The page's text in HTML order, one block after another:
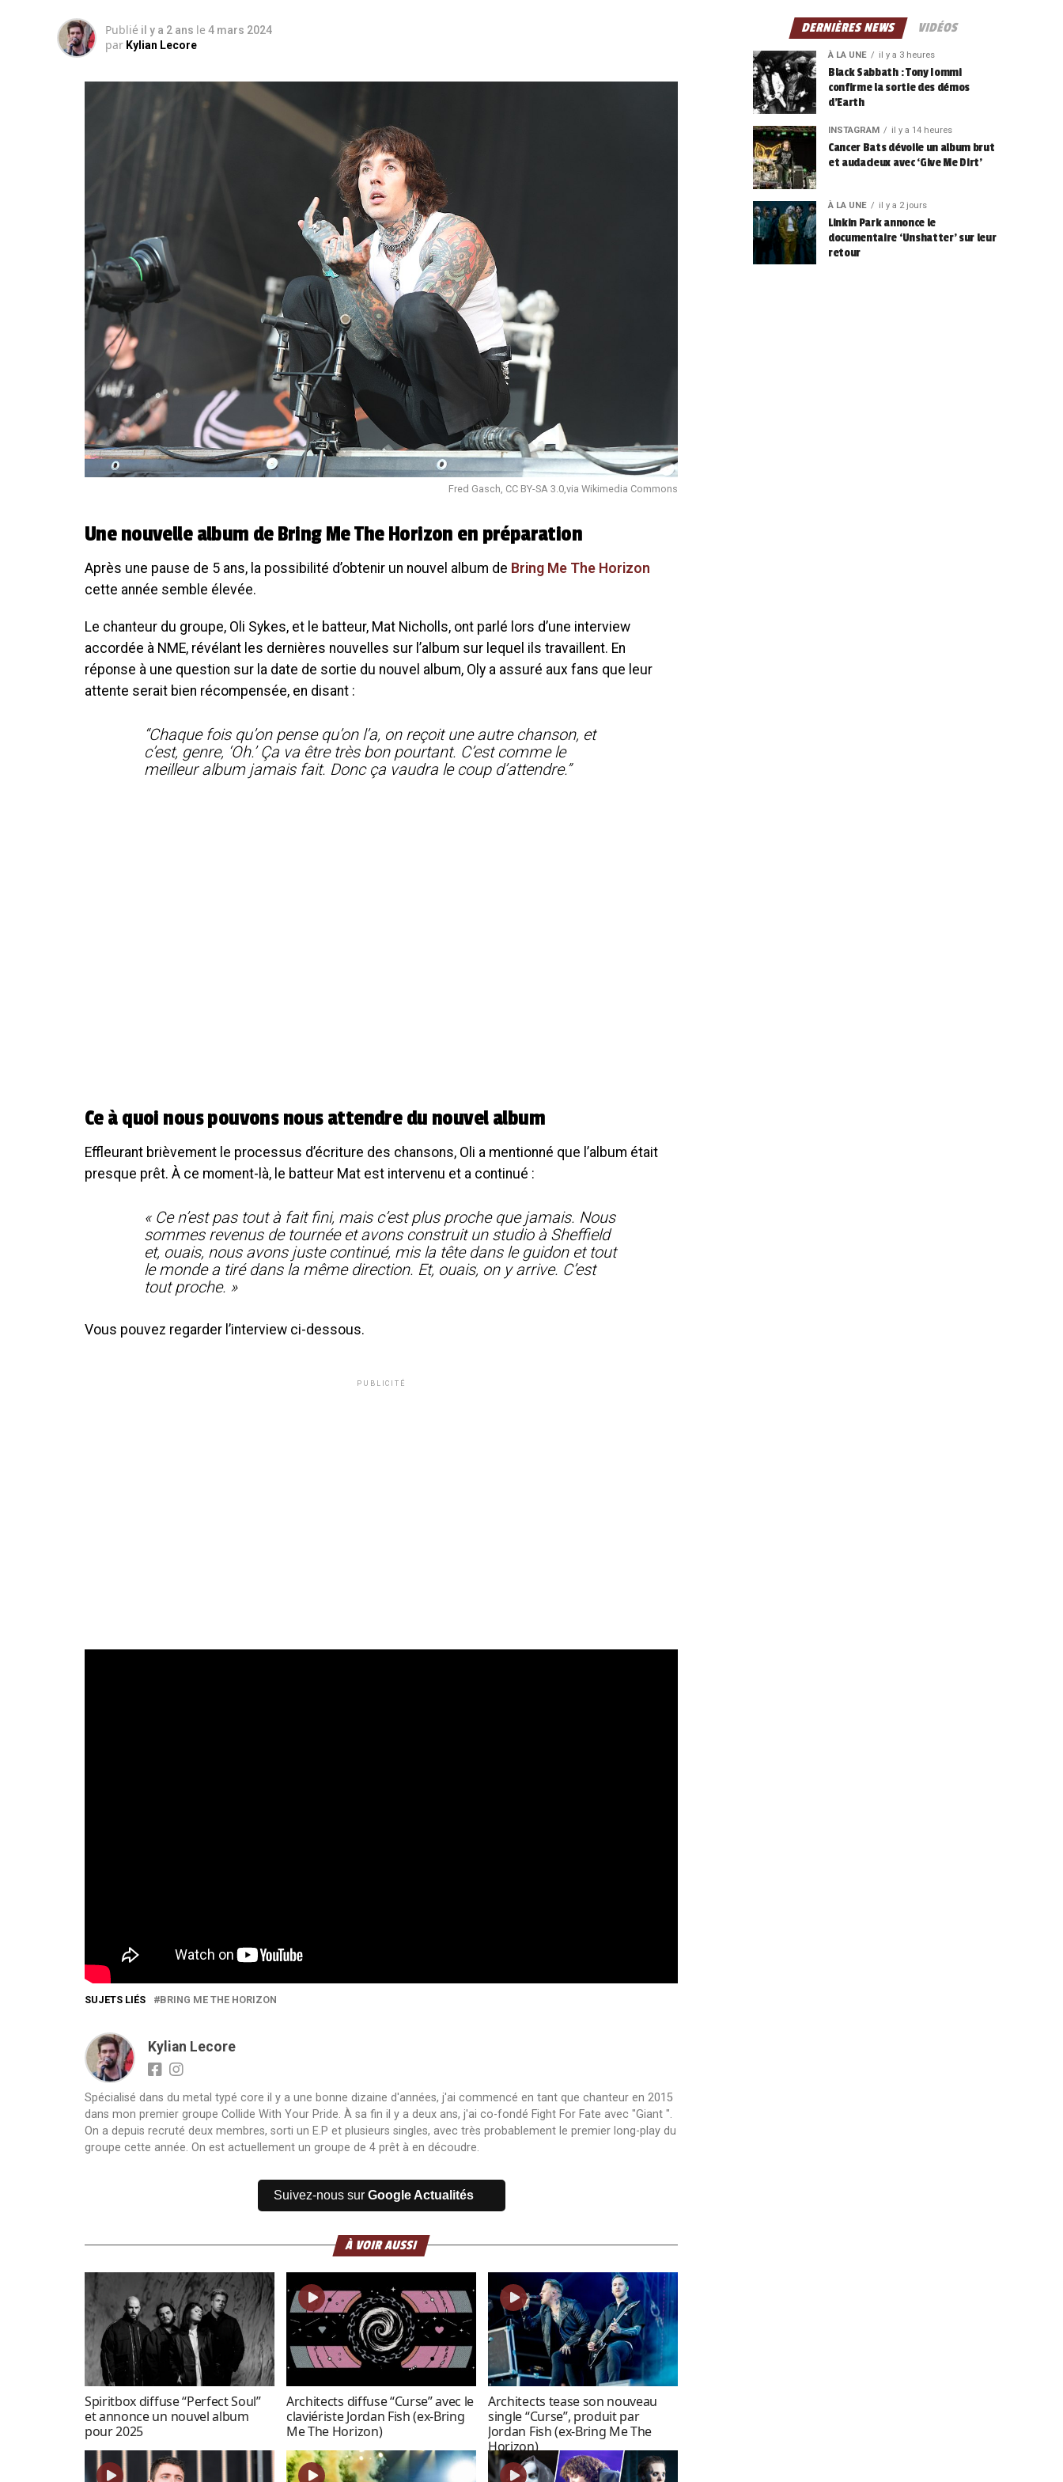
Publié il y a 2 ans le 4 mars 2024
par Kylian Lecore
Fred Gasch, CC BY-SA 3.0,via Wikimedia Commons
Une nouvelle album de Bring Me The Horizon en préparation
Après une pause de 5 ans, la possibilité d’obtenir un nouvel album de Bring Me The Horizon
cette année semble élevée.
Le chanteur du groupe, Oli Sykes, et le batteur, Mat Nicholls, ont parlé lors d’une interview
accordée à NME, révélant les dernières nouvelles sur l’album sur lequel ils travaillent. En
réponse à une question sur la date de sortie du nouvel album, Oly a assuré aux fans que leur
attente serait bien récompensée, en disant :
“Chaque fois qu’on pense qu’on l’a, on reçoit une autre chanson, et
c’est, genre, ‘Oh.’ Ça va être très bon pourtant. C’est comme le
meilleur album jamais fait. Donc ça vaudra le coup d’attendre.”
Ce à quoi nous pouvons nous attendre du nouvel album
Effleurant brièvement le processus d’écriture des chansons, Oli a mentionné que l’album était
presque prêt. À ce moment-là, le batteur Mat est intervenu et a continué :
« Ce n’est pas tout à fait fini, mais c’est plus proche que jamais. Nous
sommes revenus de tournée et avons construit un studio à Sheffield
et, ouais, nous avons juste continué, mis la tête dans le guidon et tout
le monde a tiré dans la même direction. Et, ouais, on y arrive. C’est
tout proche. »
Vous pouvez regarder l’interview ci-dessous.
PUBLICITÉ
SUJETS LIÉS BRING ME THE HORIZON
Kylian Lecore
Spécialisé dans du metal typé core il y a une bonne dizaine d'années, j'ai commencé en tant que chanteur en 2015
dans mon premier groupe Collide With Your Pride. À sa fin il y a deux ans, j'ai co-fondé Fight For Fate avec "Giant ".
On a depuis recruté deux membres, sorti un E.P et plusieurs singles, avec très probablement le premier long-play du
groupe cette année. On est actuellement un groupe de 4 prêt à en découdre.
Suivez-nous sur Google Actualités
À VOIR AUSSI
Spiritbox diffuse “Perfect Soul”
et annonce un nouvel album
pour 2025
Architects diffuse “Curse” avec le
claviériste Jordan Fish (ex-Bring
Me The Horizon)
Architects tease son nouveau
single “Curse”, produit par
Jordan Fish (ex-Bring Me The
Horizon)
DERNIÈRES NEWS VIDÉOS
À LA UNE il y a 3 heures
Black Sabbath : Tony Iommi
confirme la sortie des démos
d’Earth
INSTAGRAM il y a 14 heures
Cancer Bats dévoile un album brut
et audacieux avec ‘Give Me Dirt’
À LA UNE il y a 2 jours
Linkin Park annonce le
documentaire ‘Unshatter’ sur leur
retour